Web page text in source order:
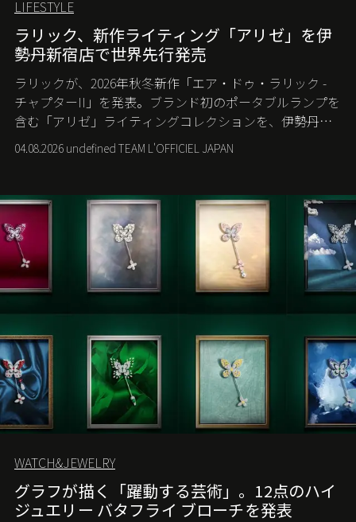
LIFESTYLE
ラリック、新作ライティング「アリゼ」を伊
勢丹新宿店で世界先行発売
ラリックが、2026年秋冬新作「エア・ドゥ・ラリック -
チャプターII」を発表。ブランド初のポータブルランプを
含む「アリゼ」ライティングコレクションを、伊勢丹新
宿店の期間限定ポップアップで世界に先駆けて発売す
る。
04.08.2026 undefined TEAM L'OFFICIEL JAPAN
WATCH&JEWELRY
グラフが描く「躍動する芸術」。12点のハイ
ジュエリー バタフライ ブローチを発表